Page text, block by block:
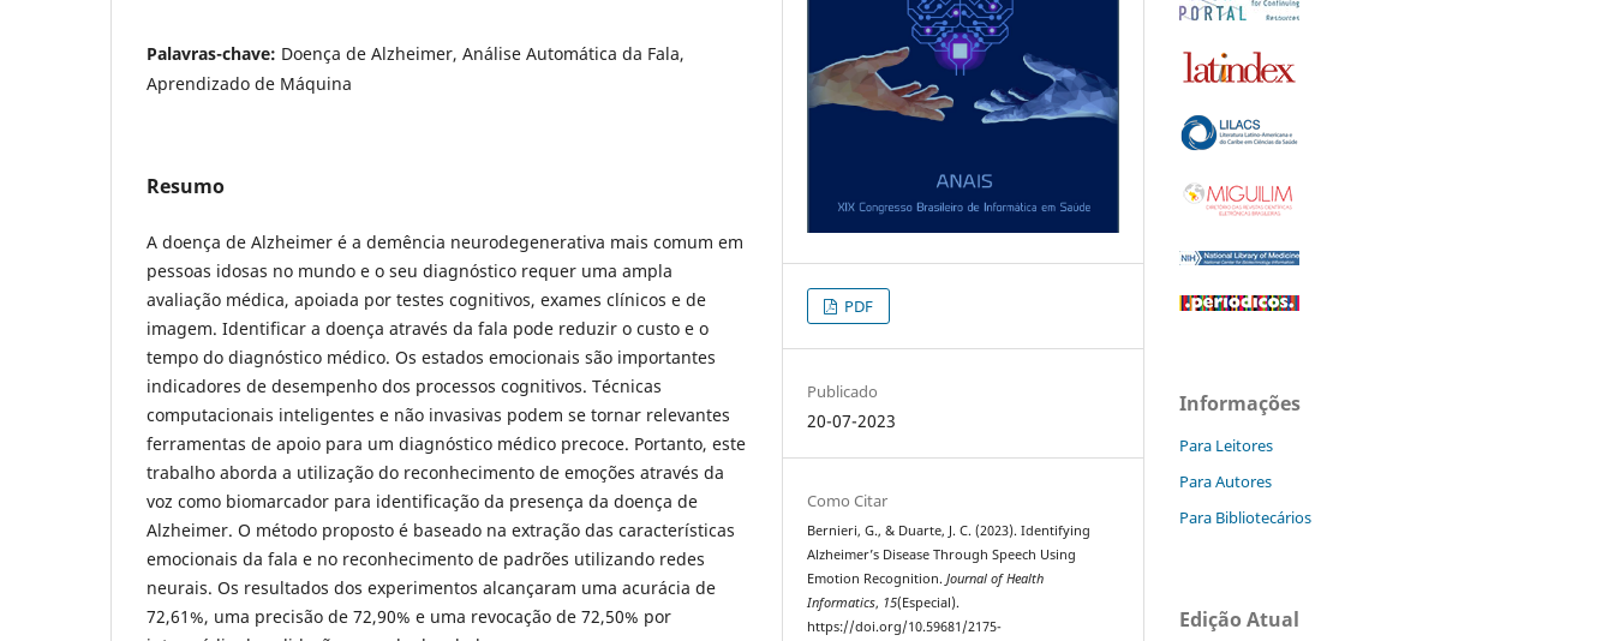
Palavras-chave: Doença de Alzheimer, Análise Automática da Fala,
Aprendizado de Máquina
Resumo
A doença de Alzheimer é a demência neurodegenerativa mais comum em
pessoas idosas no mundo e o seu diagnóstico requer uma ampla
avaliação médica, apoiada por testes cognitivos, exames clínicos e de
imagem. Identificar a doença através da fala pode reduzir o custo e o
tempo do diagnóstico médico. Os estados emocionais são importantes
indicadores de desempenho dos processos cognitivos. Técnicas
computacionais inteligentes e não invasivas podem se tornar relevantes
ferramentas de apoio para um diagnóstico médico precoce. Portanto, este
trabalho aborda a utilização do reconhecimento de emoções através da
voz como biomarcador para identificação da presença da doença de
Alzheimer. O método proposto é baseado na extração das características
emocionais da fala e no reconhecimento de padrões utilizando redes
neurais. Os resultados dos experimentos alcançaram uma acurácia de
72,61%, uma precisão de 72,90% e uma revocação de 72,50% por
PDF
Publicado
20-07-2023
Como Citar
Bernieri, G., & Duarte, J. C. (2023). Identifying
Alzheimer’s Disease Through Speech Using
Emotion Recognition.Journal of Health
Informatics, 15(Especial).
https://doi.org/10.59681/2175-
Informações
Para Leitores
Para Autores
Para Bibliotecários
Edição Atual